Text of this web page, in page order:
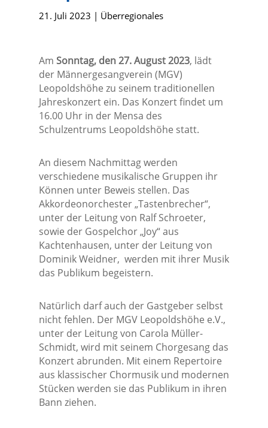
21. Juli 2023 | Überregionales
Am Sonntag, den 27. August 2023, lädt
der Männergesangverein (MGV)
Leopoldshöhe zu seinem traditionellen
Jahreskonzert ein. Das Konzert findet um
16.00 Uhr in der Mensa des
Schulzentrums Leopoldshöhe statt.
An diesem Nachmittag werden
verschiedene musikalische Gruppen ihr
Können unter Beweis stellen. Das
Akkordeonorchester „Tastenbrecher“,
unter der Leitung von Ralf Schroeter,
sowie der Gospelchor „Joy“ aus
Kachtenhausen, unter der Leitung von
Dominik Weidner, werden mit ihrer Musik
das Publikum begeistern.
Natürlich darf auch der Gastgeber selbst
nicht fehlen. Der MGV Leopoldshöhe e.V.,
unter der Leitung von Carola Müller-
Schmidt, wird mit seinem Chorgesang das
Konzert abrunden. Mit einem Repertoire
aus klassischer Chormusik und modernen
Stücken werden sie das Publikum in ihren
Bann ziehen.